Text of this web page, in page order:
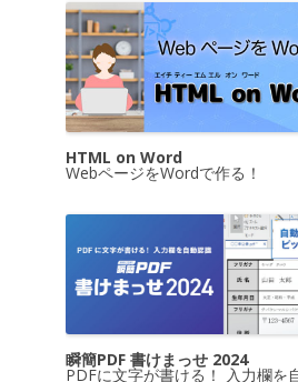
HTML on Word
WebページをWordで作る！
瞬簡PDF 書けまっせ 2024
PDFに文字が書ける！ 入力欄を